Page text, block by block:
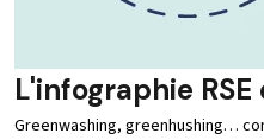
L'infographie
Greenwashing, greenhushing…